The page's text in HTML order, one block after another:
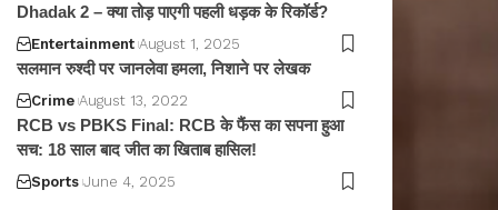
Dhadak 2 – क्या तोड़ पाएगी पहली धड़क के रिकॉर्ड?
Entertainment August 1, 2025
सलमान रुश्दी पर जानलेवा हमला, निशाने पर लेखक
Crime August 13, 2022
RCB vs PBKS Final: RCB के फैंस का सपना हुआ
सच: 18 साल बाद जीत का खिताब हासिल!
Sports June 4, 2025